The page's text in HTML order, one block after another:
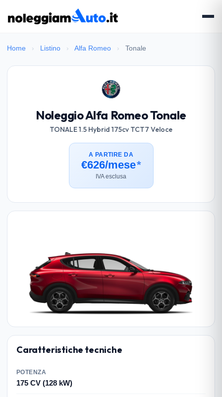
Home › Listino › Alfa Romeo › Tonale
Noleggio Alfa Romeo Tonale
TONALE 1.5 Hybrid 175cv TCT7 Veloce
A PARTIRE DA
€626/mese*
IVA esclusa
Caratteristiche tecniche
POTENZA
175 CV (128 kW)